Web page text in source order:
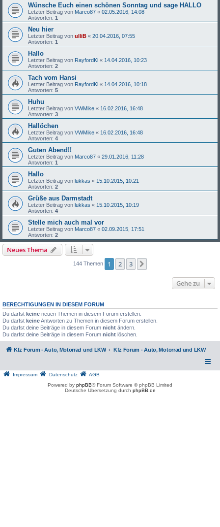
Wünsche Euch einen schönen Sonntag und sage HALLO
Letzter Beitrag von Marco87 « 02.05.2016, 14:08
Antworten: 1
Neu hier
Letzter Beitrag von ulliB « 20.04.2016, 07:55
Antworten: 1
Hallo
Letzter Beitrag von RayfordKi « 14.04.2016, 10:23
Antworten: 2
Tach vom Hansi
Letzter Beitrag von RayfordKi « 14.04.2016, 10:18
Antworten: 5
Huhu
Letzter Beitrag von VWMike « 16.02.2016, 16:48
Antworten: 3
Hallöchen
Letzter Beitrag von VWMike « 16.02.2016, 16:48
Antworten: 4
Guten Abend!!
Letzter Beitrag von Marco87 « 29.01.2016, 11:28
Antworten: 1
Hallo
Letzter Beitrag von lukkas « 15.10.2015, 10:21
Antworten: 2
Grüße aus Darmstadt
Letzter Beitrag von lukkas « 15.10.2015, 10:19
Antworten: 4
Stelle mich auch mal vor
Letzter Beitrag von Marco87 « 02.09.2015, 17:51
Antworten: 2
Neues Thema
144 Themen 1 2 3
Gehe zu
BERECHTIGUNGEN IN DIESEM FORUM
Du darfst keine neuen Themen in diesem Forum erstellen.
Du darfst keineAntworten zu Themen in diesem Forum erstellen.
Du darfst deine Beiträge in diesem Forum nicht ändern.
Du darfst deine Beiträge in diesem Forum nicht löschen.
Kfz Forum - Auto, Motorrad und LKW Kfz Forum - Auto, Motorrad und LKW
Impressum Datenschutz
AGB
Powered by phpBB® Forum Software © phpBB Limited
Deutsche Übersetzung durch phpBB.de